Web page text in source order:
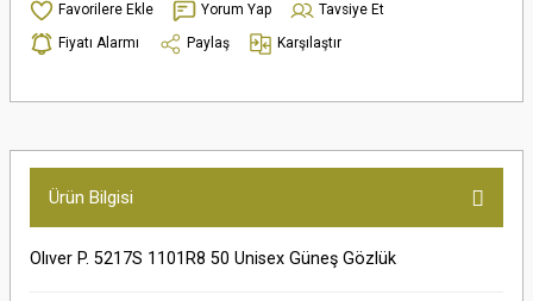
Yorum Yap
Tavsiye Et
Fiyatı Alarmı
Paylaş Karşılaştır
Ürün Bilgisi
Olıver P. 5217S 1101R8 50 Unisex Güneş Gözlük